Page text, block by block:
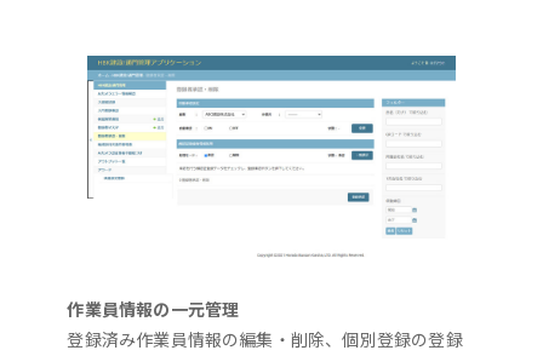
作業員情報の一元管理
登録済み作業員情報の編集・削除、個別登録の登録